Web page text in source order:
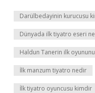
Darülbedayinin kurucusu
Dünyada ilk tiyatro eseri
Haldun Tanerin ilk
İlk manzum tiyatro nedir
İlk tiyatro oyuncusu kimdir